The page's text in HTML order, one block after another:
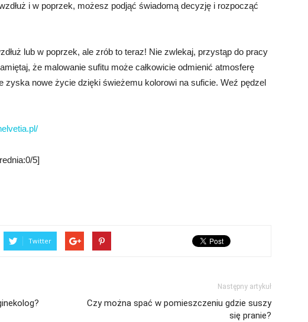
i w poprzek, możesz podjąć świadomą decyzję i rozpocząć
lub w poprzek, ale zrób to teraz! Nie zwlekaj, przystąp do pracy
że malowanie sufitu może całkowicie odmienić atmosferę
zyska nowe życie dzięki świeżemu kolorowi na suficie. Weź pędzel
5]
Twitter
Następny artykuł
Czy można spać w pomieszczeniu gdzie suszy
się pranie?